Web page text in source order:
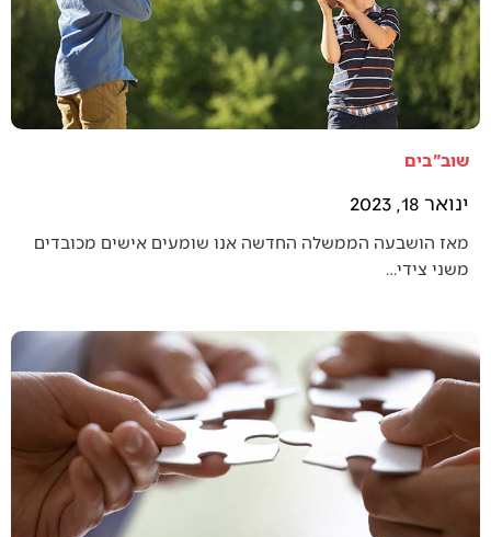
שוב"בים
ינואר 18, 2023
מאז הושבעה הממשלה החדשה אנו שומעים אישים מכובדים
משני צידי…